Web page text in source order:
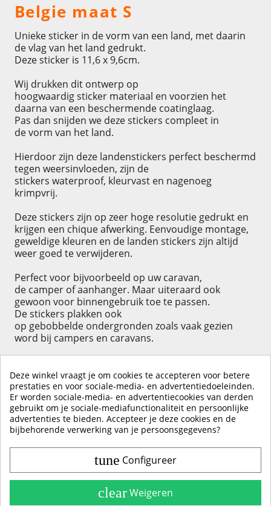
Belgie maat S
Unieke sticker in de vorm van een land, met daarin
de vlag van het land gedrukt.
Deze sticker is 11,6 x 9,6cm.
Wij drukken dit ontwerp op
hoogwaardig sticker materiaal en voorzien het
daarna van een beschermende coatinglaag.
Pas dan snijden we deze stickers compleet in
de vorm van het land.
Hierdoor zijn deze landenstickers perfect beschermd
tegen weersinvloeden, zijn de
stickers waterproof, kleurvast en nagenoeg
krimpvrij.
Deze stickers zijn op zeer hoge resolutie gedrukt en
krijgen een chique afwerking. Eenvoudige montage,
geweldige kleuren en de landen stickers zijn altijd
weer goed te verwijderen.
Perfect voor bijvoorbeeld op uw caravan,
de camper of aanhanger. Maar uiteraard ook
gewoon voor binnengebruik toe te passen.
De stickers plakken ook
op gebobbelde ondergronden zoals vaak gezien
word bij campers en caravans.
KLIK HIER OM EEN ​​RECENSIE ACHTER TE LATEN
Deze winkel vraagt je om cookies te accepteren voor betere
prestaties en voor sociale-media- en advertentiedoeleinden.
Er worden sociale-media- en advertentiecookies van derden
gebruikt om je sociale-mediafunctionaliteit en persoonlijke
advertenties te bieden. Accepteer je deze cookies en de
bijbehorende verwerking van je persoonsgegevens?
tune Configureer
clearWeigeren